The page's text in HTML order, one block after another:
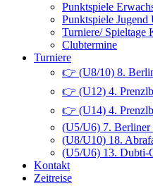
Punktspiele
Punktspiele
Turniere/ Spieltage
Clubtermine
Turniere
👉 (U8/10) 8.
👉 (U12) 4.
👉 (U14) 4.
(U5/U6) 7. Berliner
(U8/U10) 18.
(U5/U6) 13. Dubti-
Kontakt
Zeitreise